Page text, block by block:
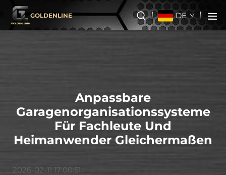
GOLDENLINE DE
Anpassbare
Garagenorganisationssysteme
Für Fachleute Und
Heimanwender Gleichermaßen
2026-02-11 17:00:51